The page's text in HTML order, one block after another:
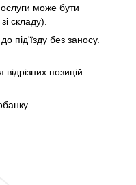
може бути
складу).
під'їзду без заносу.
позицій